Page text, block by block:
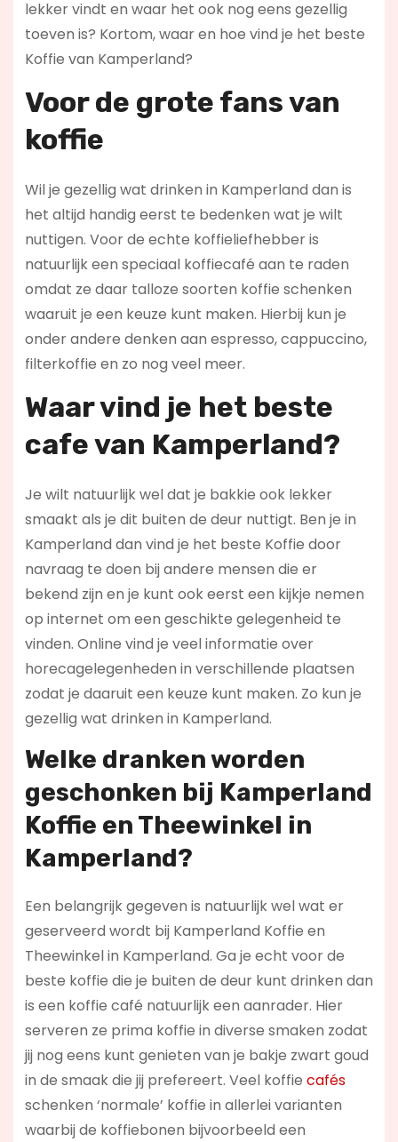
lekker vindt en waar het ook nog eens gezellig
toeven is? Kortom, waar en hoe vind je het beste
Koffie van Kamperland?
Voor de grote fans van
koffie
Wil je gezellig wat drinken in Kamperland dan is
het altijd handig eerst te bedenken wat je wilt
nuttigen. Voor de echte koffieliefhebber is
natuurlijk een speciaal koffiecafé aan te raden
omdat ze daar talloze soorten koffie schenken
waaruit je een keuze kunt maken. Hierbij kun je
onder andere denken aan espresso, cappuccino,
filterkoffie en zo nog veel meer.
Waar vind je het beste
cafe van Kamperland?
Je wilt natuurlijk wel dat je bakkie ook lekker
smaakt als je dit buiten de deur nuttigt. Ben je in
Kamperland dan vind je het beste Koffie door
navraag te doen bij andere mensen die er
bekend zijn en je kunt ook eerst een kijkje nemen
op internet om een geschikte gelegenheid te
vinden. Online vind je veel informatie over
horecagelegenheden in verschillende plaatsen
zodat je daaruit een keuze kunt maken. Zo kun je
gezellig wat drinken in Kamperland.
Welke dranken worden
geschonken bij Kamperland
Koffie en Theewinkel in
Kamperland?
Een belangrijk gegeven is natuurlijk wel wat er
geserveerd wordt bij Kamperland Koffie en
Theewinkel in Kamperland. Ga je echt voor de
beste koffie die je buiten de deur kunt drinken dan
is een koffie café natuurlijk een aanrader. Hier
serveren ze prima koffie in diverse smaken zodat
jij nog eens kunt genieten van je bakje zwart goud
in de smaak die jij prefereert. Veel koffie cafés
schenken ‘normale’ koffie in allerlei varianten
waarbij de koffiebonen bijvoorbeeld een